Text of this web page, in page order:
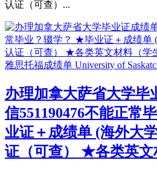
认证（可查）...
办理加拿大萨省大学毕
信551190476不能正常
业证＋成绩单 (海外大
证（可查） ★各类英文